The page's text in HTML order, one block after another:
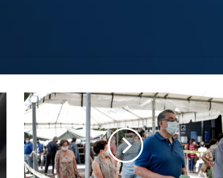
UCR
mantiene
uso
obligatorio
de
las
mascarillas